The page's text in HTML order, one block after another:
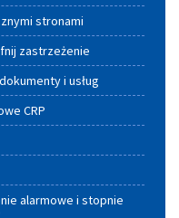
stronami
zastrzeżenie
i usług
CRP
alarmowe i stopnie